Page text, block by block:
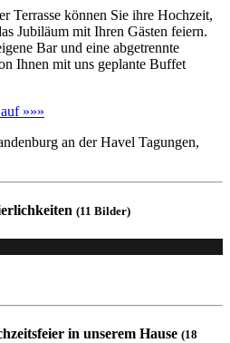
Terrasse können Sie ihre Hochzeit,
Jubiläum mit Ihren Gästen feiern.
Bar und eine abgetrennte
Ihnen mit uns geplante Buffet
»»»
(11 Bilder)
in unserem Hause (18